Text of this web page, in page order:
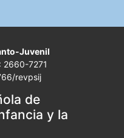
Juvenil
2660-7271
revpsij
de
y la